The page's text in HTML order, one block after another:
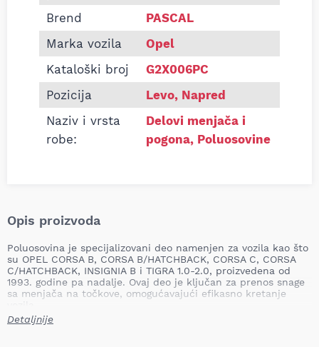
Brend
PASCAL
Marka vozila
Opel
Kataloški broj
G2X006PC
Pozicija
Levo, Napred
Naziv i vrsta
robe:
Delovi menjača i
pogona, Poluosovine
Opis proizvoda
Poluosovina je specijalizovani deo namenjen za vozila kao što
su OPEL CORSA B, CORSA B/HATCHBACK, CORSA C, CORSA
C/HATCHBACK, INSIGNIA B i TIGRA 1.0-2.0, proizvedena od
1993. godine pa nadalje. Ovaj deo je ključan za prenos snage
sa menjača na točkove, omogućavajući efikasno kretanje
U sistemu pogona, poluosovina igra vitalnu ulogu. Ako dođe
Detaljnije